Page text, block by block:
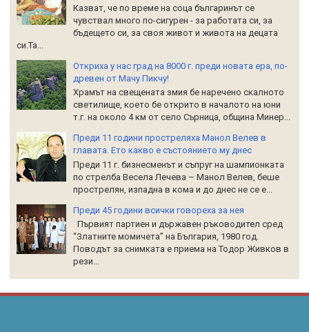
Казват, че по време на соца българинът се
чувствал много по-сигурен - за работата си, за
бъдещето си, за своя живот и живота на децата
си.Та...
Откриха у нас град на 8000 г. преди новата ера, по-
древен от Мачу Пикчу!
Храмът на свещената змия бе наречено скалното
светилище, което бе открито в началото на юни
т.г. на около 4 км от село Сърница, община Минер...
Преди 11 години простреляха Манол Велев в
главата. Ето какво е състоянието му днес
Преди 11 г. бизнесменът и съпруг на шампионката
по стрелба Весела Лечева – Манол Велев, беше
прострелян, изпадна в кома и до днес не се е...
Преди 45 години всички говореха за нея
Първият партиен и държавен ръководител сред
“Златните момичета” на България, 1980 год.
Поводът за снимката е приема на Тодор Живков в
рези...